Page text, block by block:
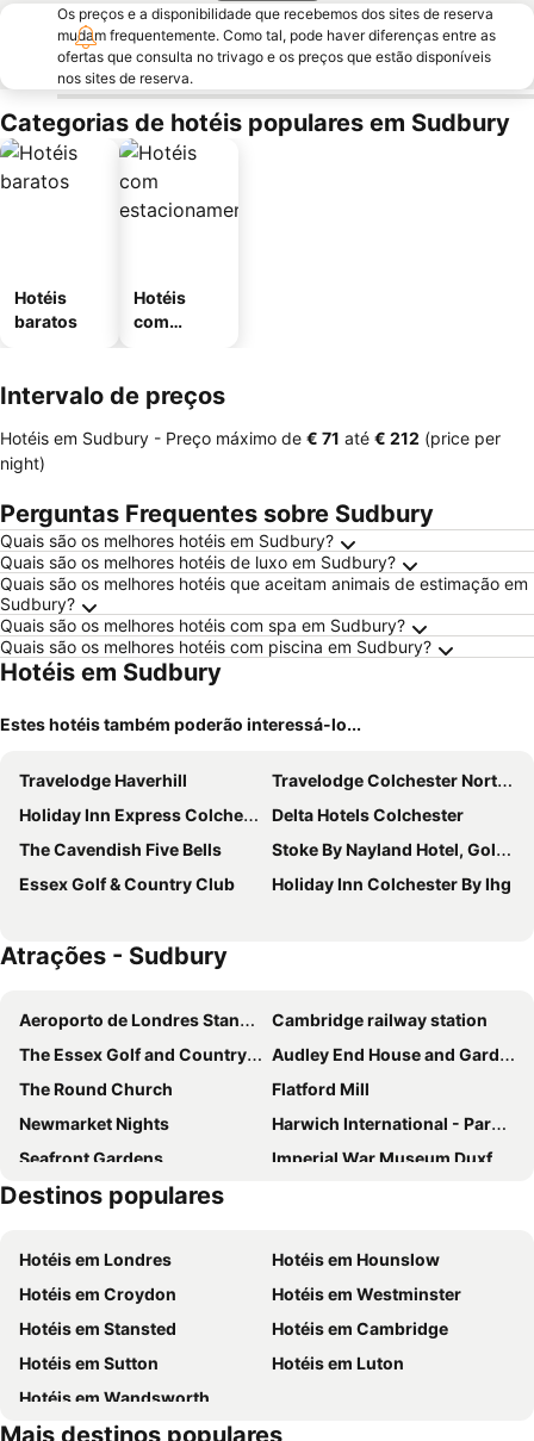
Os preços e a disponibilidade que recebemos dos sites de reserva
mudam frequentemente. Como tal, pode haver diferenças entre as
ofertas que consulta no trivago e os preços que estão disponíveis
nos sites de reserva.
Categorias de hotéis populares em Sudbury
Hotéis
baratos
Hotéis
com
Intervalo de preços
Hotéis em Sudbury - Preço máximo de ‎€ 71 até ‎€ 212 (price per
night)
Perguntas Frequentes sobre Sudbury
Quais são os melhores hotéis em Sudbury?
Quais são os melhores hotéis de luxo em Sudbury?
Quais são os melhores hotéis que aceitam animais de estimação em
Sudbury?
Quais são os melhores hotéis com spa em Sudbury?
Quais são os melhores hotéis com piscina em Sudbury?
Hotéis em Sudbury
Estes hotéis também poderão interessá-lo...
Travelodge Haverhill
Travelodge Colchester Northern Gateway
Holiday Inn Express Colchester By Ihg
Delta Hotels Colchester
The Cavendish Five Bells
Stoke By Nayland Hotel, Golf & Spa
Essex Golf & Country Club
Holiday Inn Colchester By Ihg
Atrações - Sudbury
Aeroporto de Londres Stansted
Cambridge railway station
The Essex Golf and Country Club
Audley End House and Gardens
The Round Church
Flatford Mill
Newmarket Nights
Harwich International - Parkeston Quay
Seafront Gardens
Imperial War Museum Duxford
Trinity College
St Andrew's Earls Colne
East Anglian Railway Museum
Weston Homes Community Stadium
Marks Hall Gardens and Arboretum
Colchester Leisure World
Bury St Edmunds Christmas Fayre
Methodist Church
Great Leighs Racecourse
Cambridge Castle
St Matthews Church
Destinos populares
Hotéis em Londres
Hotéis em Hounslow
Hotéis em Croydon
Hotéis em Westminster
Hotéis em Stansted
Hotéis em Cambridge
Hotéis em Sutton
Hotéis em Luton
Hotéis em Wandsworth
Mais destinos populares